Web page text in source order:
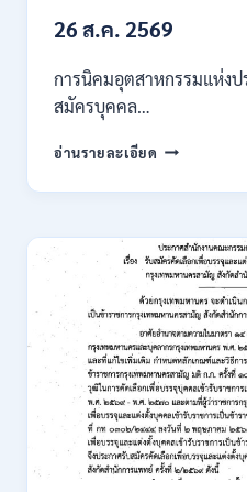
26 ส.ค. 2569
การนิคมอุตสาหกรรมแห่งป
สมัครบุคคล…
อ่านรายละเอียด การ
อุตสาหกรรม
ประเทศไทย
(กนอ.)
เปิด
รับ
สมัคร
บุคคล
เพื่อ
บรรจุ
เป็น
พนักงาน
รัฐวิสาหกิจ
16